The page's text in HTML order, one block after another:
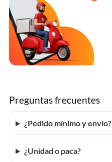
Preguntas frecuentes
¿Pedido mínimo y envío?
¿Unidad o paca?